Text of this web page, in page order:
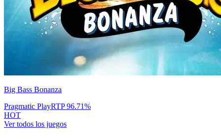
Big Bass Bonanza
Pragmatic PlayRTP96.71%
HOT
Ver todos los juegos